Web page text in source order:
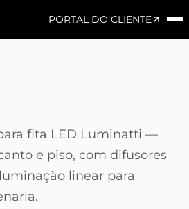
PORTAL DO CLIENTE
fita LED Luminatti —
e piso, com difusores
linear para